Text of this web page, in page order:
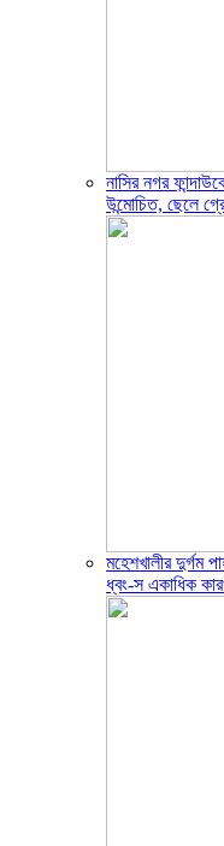
নাসির নগর
উন্মোচিত, ছেলে
মহেশখালীর দুর্গম
ধ্বং-স একাধিক